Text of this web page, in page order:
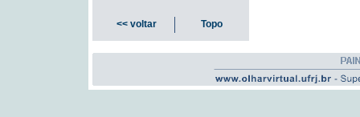
<< voltar Topo